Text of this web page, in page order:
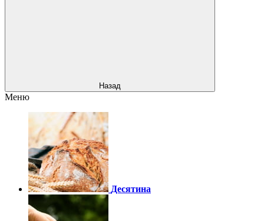
Назад
Меню
Десятина